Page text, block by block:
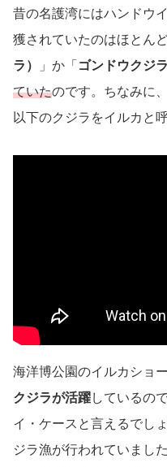
昔の名護湾にはハンドウ
獲されていたのはほとん
ラ）
」か「 ゴンドウクジラ
ていたのです。ちなみに
以下のクジラをイルカと
海洋博公園のイルカショ
クジラが活躍しているの
イ・ケースと言えるでし
ジラ漁が行われていまし